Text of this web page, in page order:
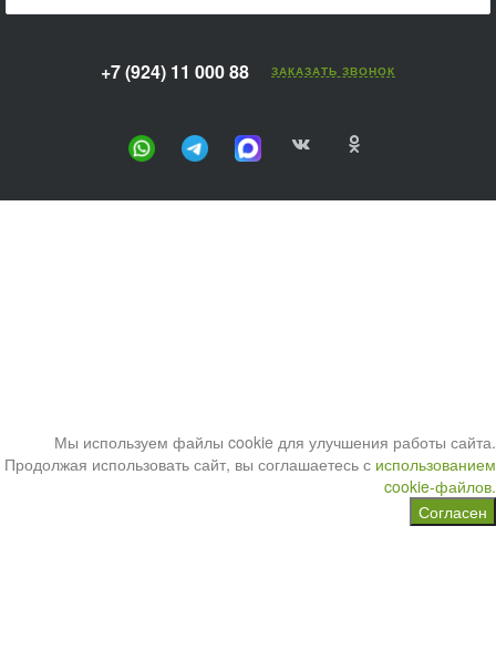
+7 (924) 11 000 88 ЗАКАЗАТЬ ЗВОНОК
Мы используем файлы cookie для улучшения работы сайта.
Продолжая использовать сайт, вы соглашаетесь с использованием
cookie-файлов.
Согласен